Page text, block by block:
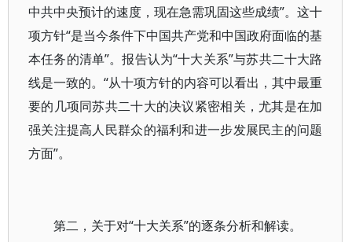
中共中央预计的速度，现在急需巩固这些成绩”。这十
项方针“是当今条件下中国共产党和中国政府面临的基
本任务的清单”。报告认为“十大关系”与苏共二十大路
线是一致的。“从十项方针的内容可以看出，其中最重
要的几项同苏共二十大的决议紧密相关，尤其是在加
强关注提高人民群众的福利和进一步发展民主的问题
方面”。
第二，关于对“十大关系”的逐条分析和解读。